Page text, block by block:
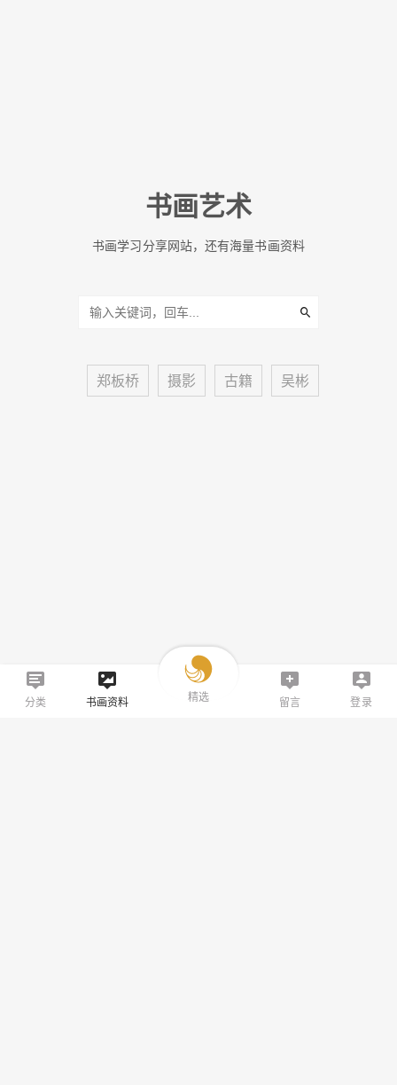
书画艺术
书画学习分享网站，还有海量书画资料
郑板桥 摄影 古籍 吴彬
分类 书画资料 精选 留言 登录